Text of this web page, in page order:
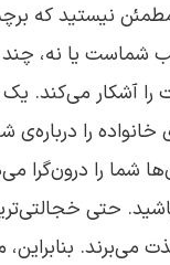
مطمئن نیستید که
شماست یا نه،
آشکار می‌کند.
را
شما را درون‌گرا
حتی
می‌برند.